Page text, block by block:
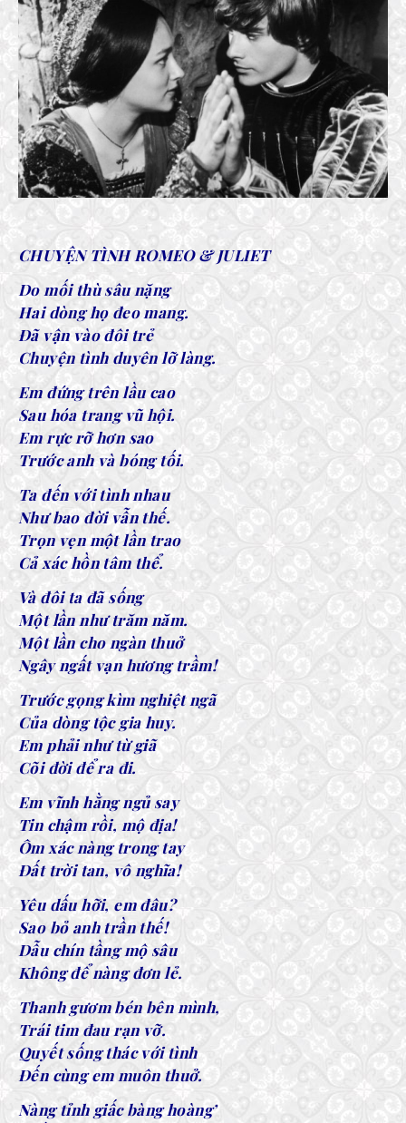
CHUYỆN TÌNH ROMEO & JULIET
Do mối thù sâu nặng
Hai dòng họ đeo mang.
Đã vận vào đôi trẻ
Chuyện tình duyên lỡ làng.
Em đứng trên lầu cao
Sau hóa trang vũ hội.
Em rực rỡ hơn sao
Trước anh và bóng tối.
Ta đến với tình nhau
Như bao đời vẫn thế.
Trọn vẹn một lần trao
Cả xác hồn tâm thể.
Và đôi ta đã sống
Một lần như trăm năm.
Một lần cho ngàn thuở
Ngây ngất vạn hương trầm!
Trước gọng kìm nghiệt ngã
Của dòng tộc gia huy.
Em phải như từ giã
Cõi đời để ra đi.
Em vĩnh hằng ngủ say
Tin chậm rồi, mộ địa!
Ôm xác nàng trong tay
Đất trời tan, vô nghĩa!
Yêu dấu hỡi, em đâu?
Sao bỏ anh trần thế!
Dẫu chín tầng mộ sâu
Không để nàng đơn lẻ.
Thanh gươm bén bên mình,
Trái tim đau rạn vỡ.
Quyết sống thác với tình
Đến cùng em muôn thuở.
Nàng tỉnh giấc bàng hoàng’